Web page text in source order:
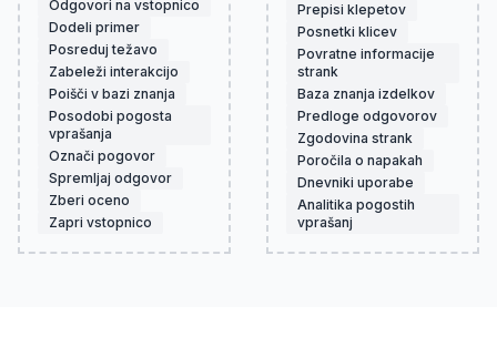
Odgovori na vstopnico
Dodeli primer
Posreduj težavo
Zabeleži interakcijo
Poišči v bazi znanja
Posodobi pogosta
vprašanja
Označi pogovor
Spremljaj odgovor
Zberi oceno
Zapri vstopnico
Prepisi klepetov
Posnetki klicev
Povratne informacije
strank
Baza znanja izdelkov
Predloge odgovorov
Zgodovina strank
Poročila o napakah
Dnevniki uporabe
Analitika pogostih
vprašanj